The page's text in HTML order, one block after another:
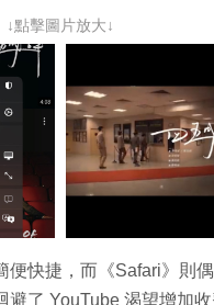
↓點擊圖片放大↓
快捷，而《Safari》則
了 YouTube 渴望增加